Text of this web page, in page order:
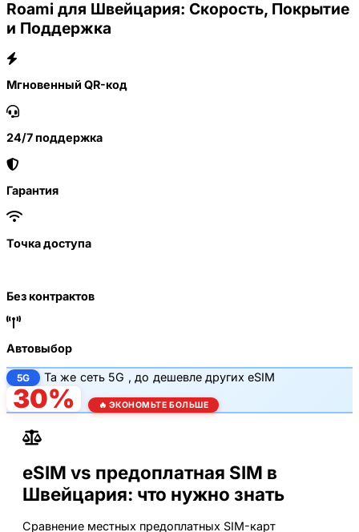
Roami для Швейцария: Скорость, Покрытие
и Поддержка
Мгновенный QR-код
24/7 поддержка
Гарантия
Точка доступа
Без контрактов
Автовыбор
5G Та же сеть 5G , до дешевле других eSIM
30% 🔥 ЭКОНОМЬТЕ БОЛЬШЕ
eSIM vs предоплатная SIM в
Швейцария: что нужно знать
Сравнение местных предоплатных SIM-карт